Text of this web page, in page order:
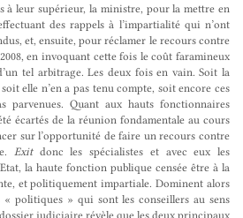
à leur supérieur, la ministre, pour la mettre en
des rappels à l’impartialité qui n’ont
et, ensuite, pour réclamer le recours contre
en invoquant cette fois le coût faramineux
tel arbitrage. Les deux fois en vain. Soit la
elle n’en a pas tenu compte, soit encore ces
parvenues. Quant aux hauts fonctionnaires
écartés de la réunion fondamentale au cours
sur l’opportunité de faire un recours contre
Exitdonc les spécialistes et avec eux les
la haute fonction publique censée être à la
et politiquement impartiale. Dominent alors
politiques » qui sont les conseillers au sens
judiciaire révèle que les deux principaux